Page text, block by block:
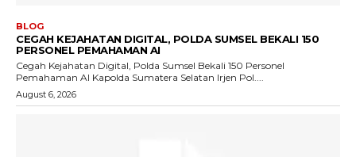
BLOG
CEGAH KEJAHATAN DIGITAL, POLDA SUMSEL BEKALI 150
PERSONEL PEMAHAMAN AI
Cegah Kejahatan Digital, Polda Sumsel Bekali 150 Personel
Pemahaman AI Kapolda Sumatera Selatan Irjen Pol....
August 6, 2026